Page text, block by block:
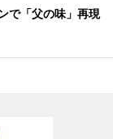
で「父の味」再現